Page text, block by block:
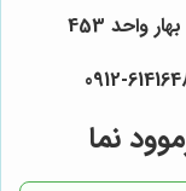
واحد 453
نما